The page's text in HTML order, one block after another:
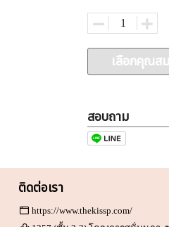
เลือกคุณส
สอบถาม
ติดต่อเรา
https://www.thekissp.com/